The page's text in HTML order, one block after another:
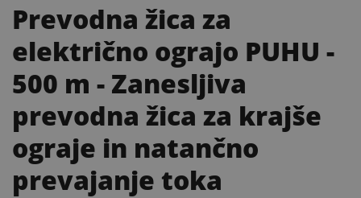
Prevodna žica za
električno ograjo PUHU -
500 m - Zanesljiva
prevodna žica za krajše
ograje in natančno
prevajanje toka